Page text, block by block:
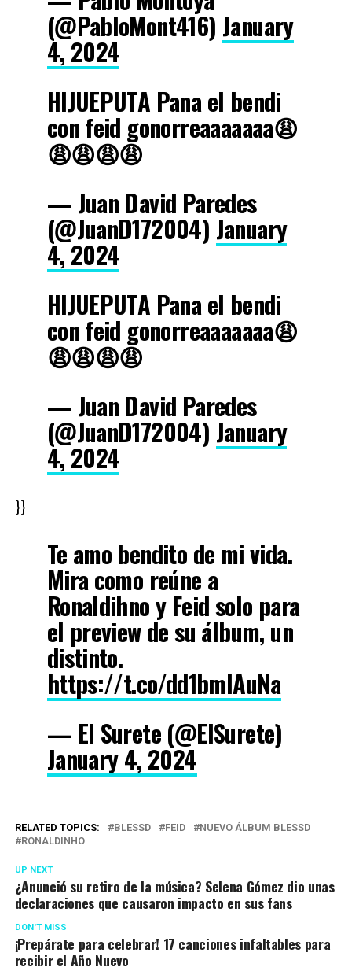
(@PabloMont416) January
4, 2024
HIJUEPUTA Pana el bendi
con feid gonorreaaaaaaa😩
😩😩😩😩
— Juan David Paredes
(@JuanD172004) January
4, 2024
HIJUEPUTA Pana el bendi
con feid gonorreaaaaaaa😩
😩😩😩😩
— Juan David Paredes
(@JuanD172004) January
4, 2024
}}
Te amo bendito de mi vida.
Mira como reúne a
Ronaldihno y Feid solo para
el preview de su álbum, un
distinto.
https://t.co/dd1bmlAuNa
— El Surete (@ElSurete)
January 4, 2024
RELATED TOPICS: BLESSD FEID
NUEVO ÁLBUM BLESSD
RONALDINHO
UP NEXT
¿Anunció su retiro de la música? Selena Gómez dio unas
declaraciones que causaron impacto en sus fans
DON'T MISS
¡Prepárate para celebrar! 17 canciones infaltables para
recibir el Año Nuevo